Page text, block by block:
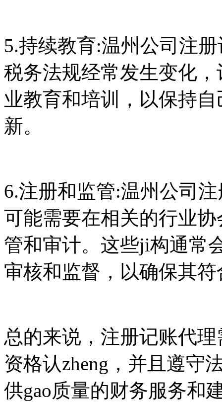
5.持续教育:温州公司注
税务法规经常发生变化
业教育和培训，以保持
新。
6.注册和监管:温州公司
可能需要在相关的行业
管和审计。这些ji构通常
审核和监督，以确保其
总的来说，注册记账代
资格认zheng，并且遵守
供gao质量的财务服务和